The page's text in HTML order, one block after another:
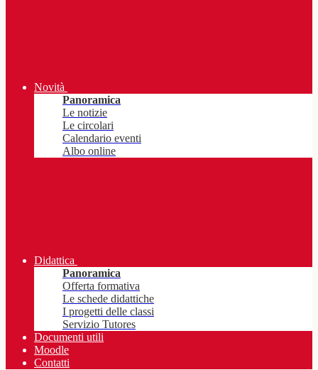
Novità
Panoramica
Le notizie
Le circolari
Calendario eventi
Albo online
Didattica
Panoramica
Offerta formativa
Le schede didattiche
I progetti delle classi
Servizio Tutores
Documenti utili
Moodle
Contatti